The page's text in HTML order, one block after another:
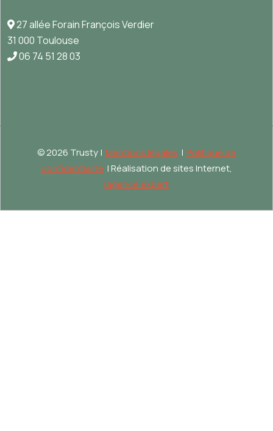
27 allée Forain François Verdier
31 000 Toulouse
06 74 51 28 03
©2026 Trusty | Mentions légales | Politique de
confidentialité | Réalisation de sites Internet,
lagence.expert